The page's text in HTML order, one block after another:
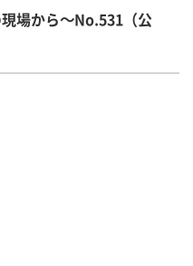
場から～No.531（公